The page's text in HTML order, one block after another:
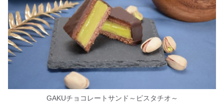
GAKUチョコレートサンド～ピスタチオ～